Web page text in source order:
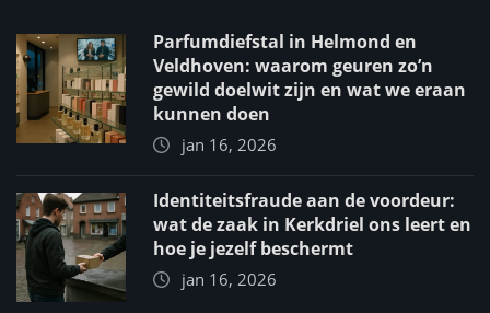
Parfumdiefstal in Helmond en
Veldhoven: waarom geuren zo’n
gewild doelwit zijn en wat we eraan
kunnen doen
jan 16, 2026
Identiteitsfraude aan de voordeur:
wat de zaak in Kerkdriel ons leert en
hoe je jezelf beschermt
jan 16, 2026